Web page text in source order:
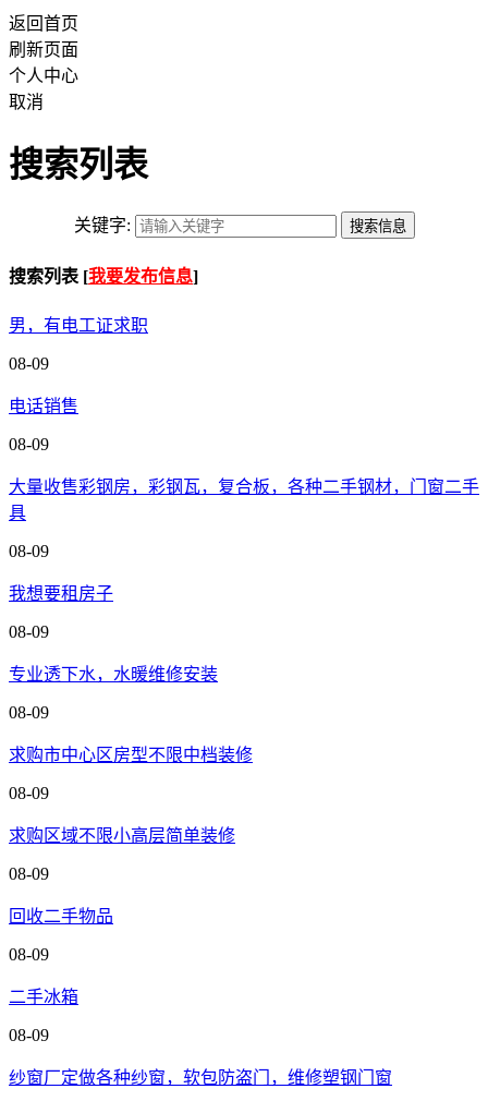
返回首页
刷新页面
个人中心
取消
搜索列表
关键字:
搜索列表 [我要发布信息]
男，有电工证求职
08-09
电话销售
08-09
大量收售彩钢房，彩钢瓦，复合板，各种二手钢材，门窗二手
具
08-09
我想要租房子
08-09
专业透下水，水暖维修安装
08-09
求购市中心区房型不限中档装修
08-09
求购区域不限小高层简单装修
08-09
回收二手物品
08-09
二手冰箱
08-09
纱窗厂定做各种纱窗，软包防盗门，维修塑钢门窗